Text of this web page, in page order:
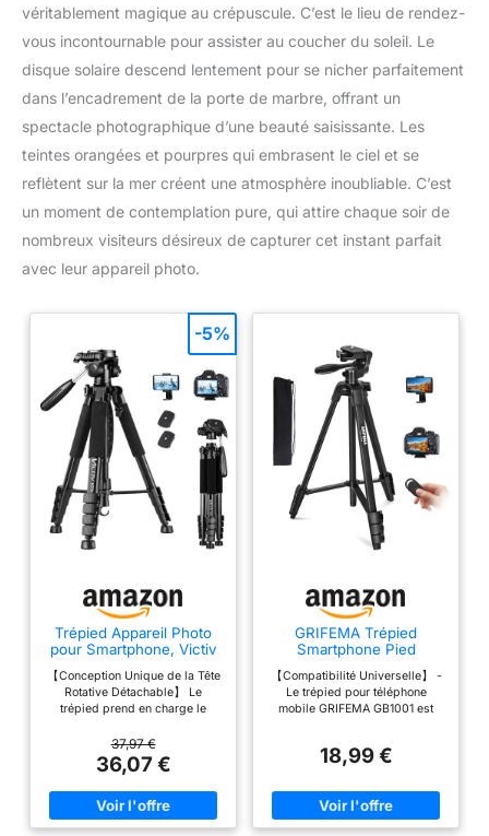
véritablement magique au crépuscule. C’est le lieu de rendez-
vous incontournable pour assister au coucher du soleil. Le
disque solaire descend lentement pour se nicher parfaitement
dans l’encadrement de la porte de marbre, offrant un
spectacle photographique d’une beauté saisissante. Les
teintes orangées et pourpres qui embrasent le ciel et se
reflètent sur la mer créent une atmosphère inoubliable. C’est
un moment de contemplation pure, qui attire chaque soir de
nombreux visiteurs désireux de capturer cet instant parfait
avec leur appareil photo.
Trépied Appareil Photo
pour Smartphone, Victiv
185cm Trépied Caméra
【Conception Unique de la Tête
Rotative Détachable】 Le
trépied prend en charge le
mouvement vertical à 180 °
(dévissez la poignée dans le
sens inverse des aiguilles
d'une montre) et la prise de vue
latérale à 90 °. La tête rotative à
trois voies peut être démontée
37,97 €
36,07 €
-5%
GRIFEMA Trépied
Smartphone Pied
Appareil Photo, 140 cm
Aluminium Tripod
【Compatibilité Universelle】 -
Le trépied pour téléphone
mobile GRIFEMA GB1001 est
largeur. Le filetage standard de
plupart des téléphones et
caméras compacts, y compris
iPhone, Samsung, Huawei,
18,99 €